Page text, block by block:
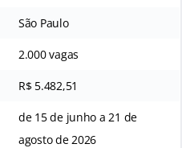
São Paulo
2.000 vagas
R$ 5.482,51
de 15 de junho a 21 de
agosto de 2026